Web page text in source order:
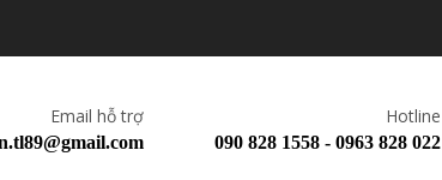
Email hỗ trợ Hotline
090 828 1558 - 0963 828 022